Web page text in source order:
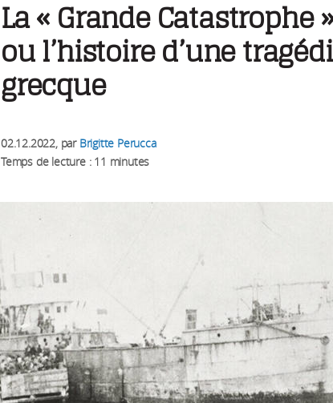
La « Grande Catastrophe »
ou l’histoire d’une
grecque
02.12.2022, par Brigitte Perucca
Temps de lecture : 11 minutes